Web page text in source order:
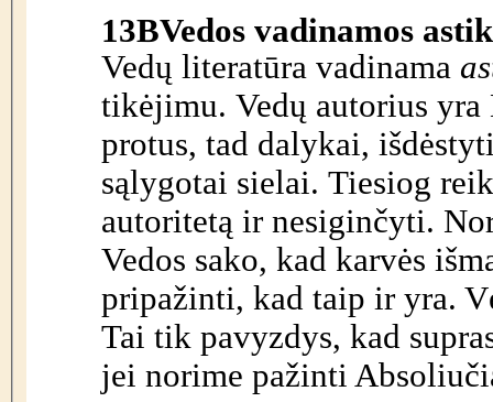
13BVedos vadinamos
Vedų literatūra vadinama
tikėjimu. Vedų autorius
protus, tad dalykai,
sąlygotai sielai. Tiesiog
autoritetą ir nesiginčyti.
Vedos sako, kad karvės
pripažinti, kad taip ir yra.
Tai tik pavyzdys, kad
jei norime pažinti